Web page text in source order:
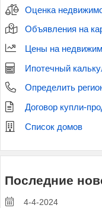
Оценка
Объявления на
Цены на
Ипотечный
Определить
Договор купли-
Список домов
Последние
4-4-2024